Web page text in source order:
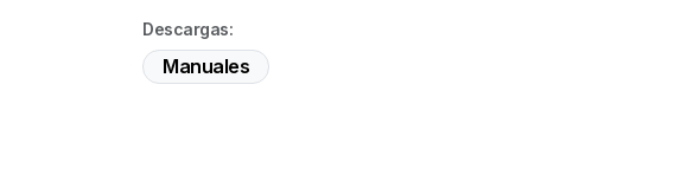
Descargas:
Manuales